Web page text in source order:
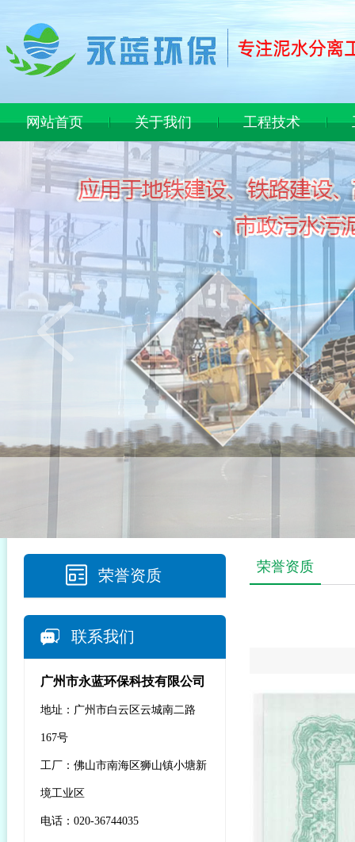
网站首页 关于我们 工程技术
荣誉资质
联系我们
广州市永蓝环保科技有限公司
地址：广州市白云区云城南二路
167号
工厂：佛山市南海区狮山镇小塘新
境工业区
电话：020-36744035
荣誉资质